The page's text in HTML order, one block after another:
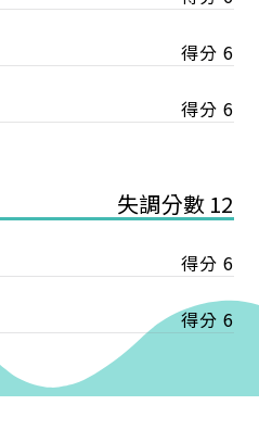
得分 6
得分 6
失調分數 12
得分 6
得分 6
員入會時繳納；常年會
會員入會時繳納；常年會
經健康培訓暨發展協會
東路分行